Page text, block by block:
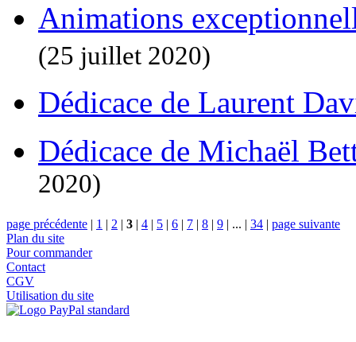
Animations
(25 juillet 2020)
Dédicace de Laurent
Dédicace de Michaël
2020)
page précédente | 1 | 2 | 3 | 4 | 5 | 6 | 7 | 8 | 9 | ... | 34 | page suivante
Plan du site
Pour commander
Contact
CGV
Utilisation du site